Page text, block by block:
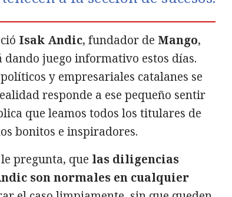
Isak Andic, fundador de Mango,
dando juego informativo estos días.
y empresariales catalanes se
responde a ese pequeño sentir
que leamos todos los titulares de
bonitos e inspiradores.
pregunta, que las diligencias
son normales en cualquier